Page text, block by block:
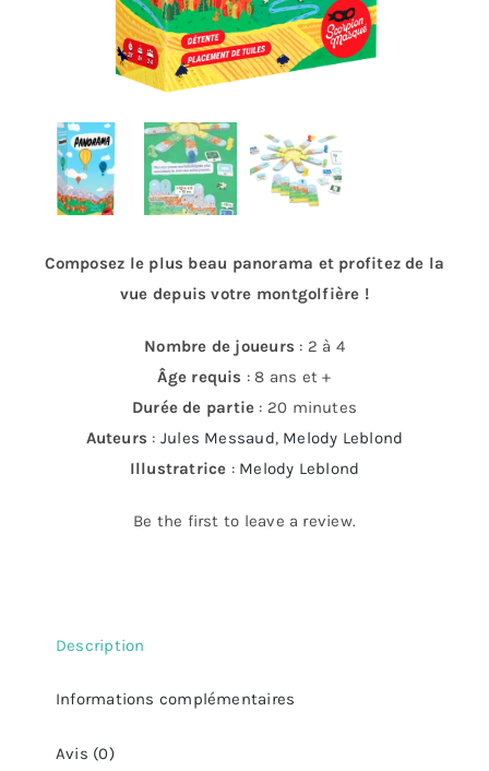
Composez le plus beau panorama et profitez de la
vue depuis votre montgolfière !
Nombre de joueurs : 2 à 4
Âge requis : 8 ans et +
Durée de partie : 20 minutes
Auteurs : Jules Messaud, Melody Leblond
Illustratrice : Melody Leblond
Be the first to leave a review.
Description
Informations complémentaires
Avis (0)